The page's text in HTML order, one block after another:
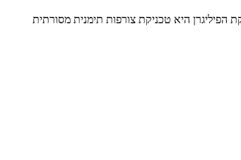
הפיליגרן היא טכניקת צורפות תימנית מסורתית